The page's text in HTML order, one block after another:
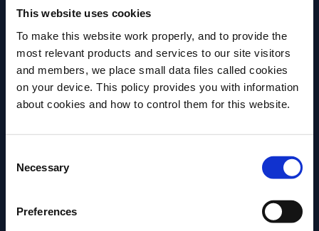
This website uses cookies
To make this website work properly, and to provide the
most relevant products and services to our site visitors
and members, we place small data files called cookies
on your device. This policy provides you with information
about cookies and how to control them for this website.
Selection
Necessary
Preferences
Antes de comenzar, ¿necesitamos saber su